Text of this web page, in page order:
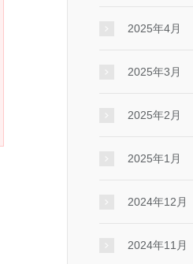
2025年4月
2025年3月
2025年2月
2025年1月
2024年12月
2024年11月